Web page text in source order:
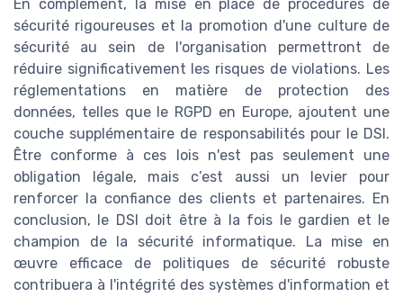
En complément, la mise en place de procédures de
sécurité rigoureuses et la promotion d'une culture de
sécurité au sein de l'organisation permettront de
réduire significativement les risques de violations. Les
réglementations en matière de protection des
données, telles que le RGPD en Europe, ajoutent une
couche supplémentaire de responsabilités pour le DSI.
Être conforme à ces lois n'est pas seulement une
obligation légale, mais c’est aussi un levier pour
renforcer la confiance des clients et partenaires. En
conclusion, le DSI doit être à la fois le gardien et le
champion de la sécurité informatique. La mise en
œuvre efficace de politiques de sécurité robuste
contribuera à l'intégrité des systèmes d'information et